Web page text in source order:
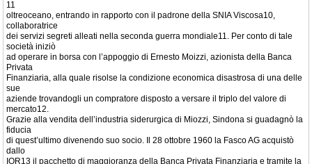
11
oltreoceano, entrando in rapporto con il padrone della SNIA Viscosa10,
collaboratrice
dei servizi segreti alleati nella seconda guerra mondiale11. Per conto di tale
società iniziò
ad operare in borsa con l’appoggio di Ernesto Moizzi, azionista della Banca
Privata
Finanziaria, alla quale risolse la condizione economica disastrosa di una delle
sue
aziende trovandogli un compratore disposto a versare il triplo del valore di
mercato12.
Grazie alla vendita dell’industria siderurgica di Miozzi, Sindona si guadagnò la
fiducia
di quest’ultimo divenendo suo socio. Il 28 ottobre 1960 la Fasco AG acquistò
dallo
IOR13 il pacchetto di maggioranza della Banca Privata Finanziaria e tramite la